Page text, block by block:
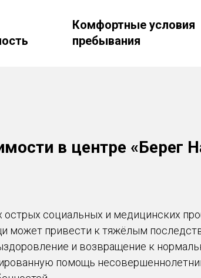
Комфортные условия
пребывания
в центре «Берег
социальных и медицинских
может привести к тяжёлым
и возвращение к
помощь